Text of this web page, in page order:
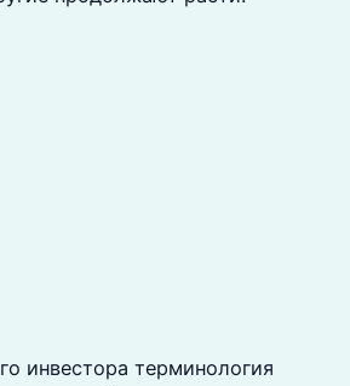
инвестора терминология